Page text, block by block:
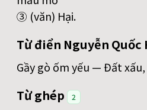
③ (văn) Hại.
Từ điển Nguyễn Quốc
Gầy gò ốm yếu — Đất
Từ ghép 2